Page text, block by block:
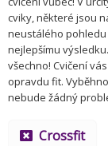
cviky, některé jsou
neustálého
nejlepšímu
všechno! Cvičení
opravdu fit.
nebude žádný
Crossfit